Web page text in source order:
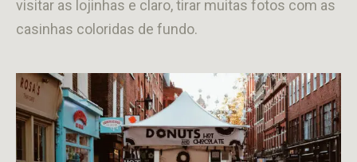
visitar as lojinhas e claro, tirar muitas fotos com as
casinhas coloridas de fundo.